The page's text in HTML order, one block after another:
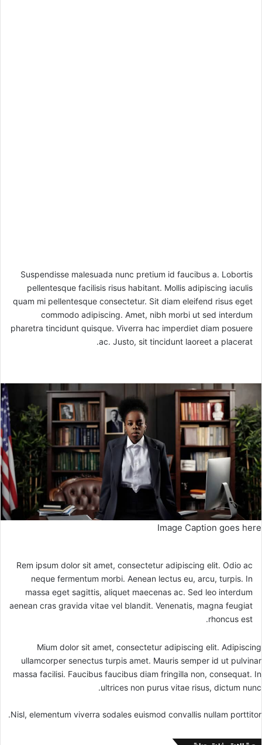
Suspendisse malesuada nunc pretium id faucibus a. Lobortis
pellentesque facilisis risus habitant. Mollis adipiscing iaculis
quam mi pellentesque consectetur. Sit diam eleifend risus eget
commodo adipiscing. Amet, nibh morbi ut sed interdum
pharetra tincidunt quisque. Viverra hac imperdiet diam posuere
ac. Justo, sit tincidunt laoreet a placerat.
Image Caption goes here
Rem ipsum dolor sit amet, consectetur adipiscing elit. Odio ac
neque fermentum morbi. Aenean lectus eu, arcu, turpis. In
massa eget sagittis, aliquet maecenas ac. Sed leo interdum
aenean cras gravida vitae vel blandit. Venenatis, magna feugiat
rhoncus est.
Mium dolor sit amet, consectetur adipiscing elit. Adipiscing
ullamcorper senectus turpis amet. Mauris semper id ut pulvinar
massa facilisi. Faucibus faucibus diam fringilla non, consequat. In
ultrices non purus vitae risus, dictum nunc.
Nisl, elementum viverra sodales euismod convallis nullam porttitor.